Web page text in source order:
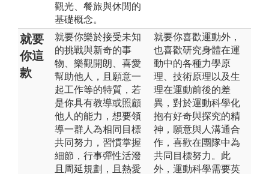
觀光、餐旅與休閒的
基礎概念。
就要
你這
款
就要你樂於接受未知
的挑戰與新奇的事
物、樂觀開朗、喜愛
幫助他人，且願意一
起工作等的特質，若
是你具有教導或照顧
他人的能力，想要領
導一群人為相同目標
共同努力，習慣掌握
細節，行事彈性活潑
且周延規劃，且熱愛
就要你喜歡運動外，
也喜歡研究身體在運
動中的各種力學原
理、技術原理以及生
理在運動前後的差
異，對於運動科學化
抱有好奇與探究的精
神，願意與人溝通合
作，喜歡在團隊中為
共同目標努力。此
外，運動科學需要英